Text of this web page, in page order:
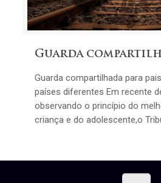
Guarda
Guarda compartilhada para
países diferentes Em recente
observando o princípio do
criança e do adolescente,o